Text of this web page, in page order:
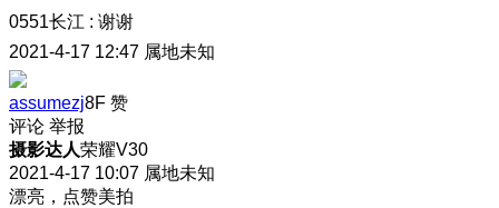
0551长江 : 谢谢
2021-4-17 12:47 属地未知
assumezj8F 赞
评论 举报
摄影达人荣耀V30
2021-4-17 10:07 属地未知
漂亮，点赞美拍